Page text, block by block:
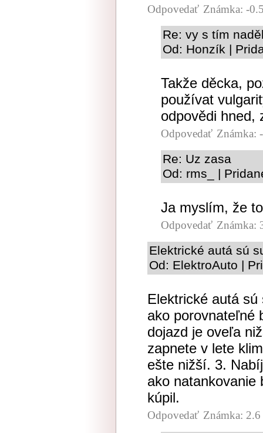
Odpovedať Známka: -
Re: vy s tím
Od: Honzík |
Takže děcka,
používat
odpovědi hned,
Odpovedať Známka:
Re: Uz zasa
Od: rms_ |
Ja myslím, že
Odpovedať Známka:
Elektrické autá sú
Od: ElektroAuto |
Elektrické autá
ako porovnateľné
dojazd je oveľa
zapnete v lete
ešte nižší. 3.
ako natankovanie
kúpil.
Odpovedať Známka: 2.6